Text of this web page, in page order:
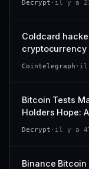
−0,4 %
−94,7 %
CONFIANCE
VAR. 7 J
CONFIANCE
Decrypt · il y a
Coldcard
cryptocurrency
Cointelegraph · il
Bitcoin Tests
Holders Hope:
Decrypt · il y a
Binance